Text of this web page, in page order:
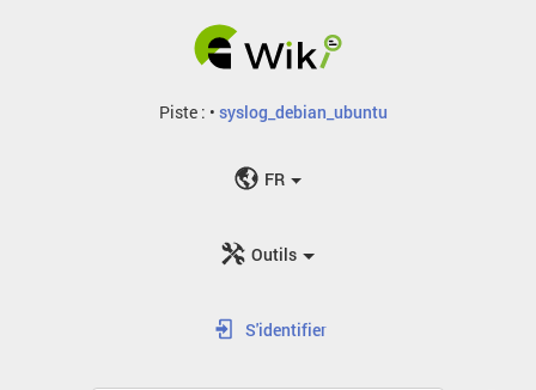
Piste : • syslog_debian_ubuntu
FR
Outils
S'identifier